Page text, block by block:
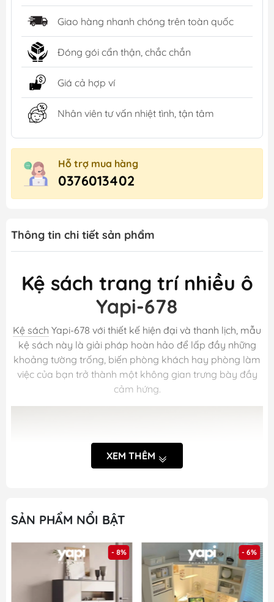
Giao hàng nhanh chóng trên toàn quốc
Đóng gói cẩn thận, chắc chắn
Giá cả hợp ví
Nhân viên tư vấn nhiệt tình, tận tâm
Hỗ trợ mua hàng
0376013402
Thông tin chi tiết sản phẩm
Kệ sách trang trí nhiều ô
Yapi-678
Kệ sách Yapi-678 với thiết kế hiện đại và thanh lịch, mẫu
kệ sách này là giải pháp hoàn hảo để lấp đầy những
khoảng tường trống, biến phòng khách hay phòng làm
việc của bạn trở thành một không gian trưng bày đầy
cảm hứng.
XEM THÊM
SẢN PHẨM NỔI BẬT
- 8% - 6%